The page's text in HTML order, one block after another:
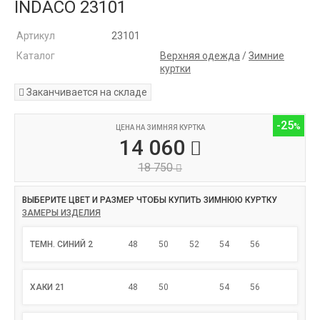
INDACO 23101
Артикул
23101
Каталог
Верхняя одежда /Зимние
куртки
Заканчивается на складе
-25
ЦЕНА НА ЗИМНЯЯ КУРТКА
14 060
18 750
ВЫБЕРИТЕ ЦВЕТ И РАЗМЕР ЧТОБЫ КУПИТЬ ЗИМНЮЮ КУРТКУ
ЗАМЕРЫ ИЗДЕЛИЯ
ТЕМН. СИНИЙ 2 48 50 52 54 56
ХАКИ 21 48 50 54 56